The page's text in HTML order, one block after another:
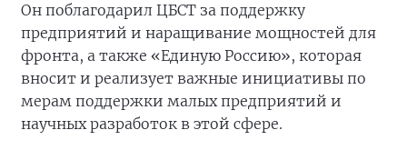
Он поблагодарил ЦБСТ за поддержку
предприятий и наращивание мощностей для
фронта, а также «Единую Россию», которая
вносит и реализует важные инициативы по
мерам поддержки малых предприятий и
научных разработок в этой сфере.